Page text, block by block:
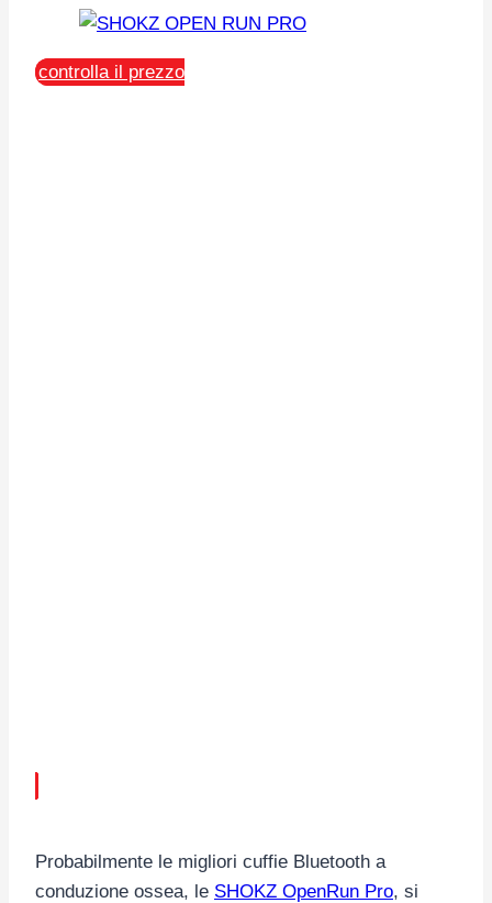
controlla il prezzo
Probabilmente le migliori cuffie Bluetooth a
conduzione ossea, le SHOKZ OpenRun Pro, si